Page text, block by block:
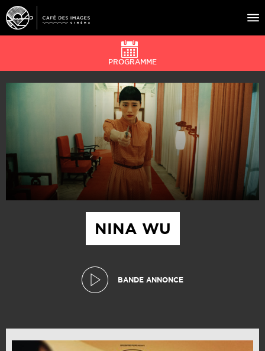
À L’AFFICHE
ÉVÉNEMENTS
CAFÉ DU CINÉ
PRATIQUE
ÉDUCATION AUX IMAGES
NINA WU
BANDE ANNONCE
PROGRAMME